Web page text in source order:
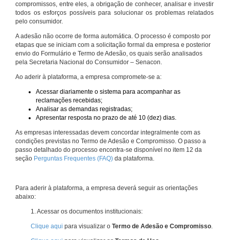
compromissos, entre eles, a obrigação de conhecer, analisar e investir
todos os esforços possíveis para solucionar os problemas relatados
pelo consumidor.
A adesão não ocorre de forma automática. O processo é composto por
etapas que se iniciam com a solicitação formal da empresa e posterior
envio do Formulário e Termo de Adesão, os quais serão analisados
pela Secretaria Nacional do Consumidor – Senacon.
Ao aderir à plataforma, a empresa compromete-se a:
Acessar diariamente o sistema para acompanhar as
reclamações recebidas;
Analisar as demandas registradas;
Apresentar resposta no prazo de até 10 (dez) dias.
As empresas interessadas devem concordar integralmente com as
condições previstas no Termo de Adesão e Compromisso. O passo a
passo detalhado do processo encontra-se disponível no item 12 da
seção Perguntas Frequentes (FAQ) da plataforma.
Para aderir à plataforma, a empresa deverá seguir as orientações
abaixo:
1. Acessar os documentos institucionais:
Clique aqui para visualizar o Termo de Adesão e Compromisso.